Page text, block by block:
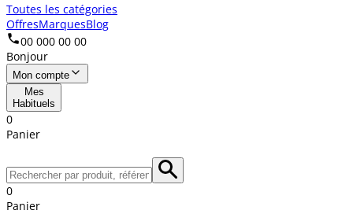
Toutes les catégories
OffresMarquesBlog
00 000 00 00
Bonjour
Mon compte
Mes
Habituels
0
Panier
0
Panier